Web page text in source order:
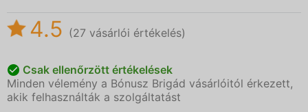
4.5 (27 vásárlói értékelés)
Csak ellenőrzött értékelések
Minden vélemény a Bónusz Brigád vásárlóitól érkezett,
akik felhasználták a szolgáltatást